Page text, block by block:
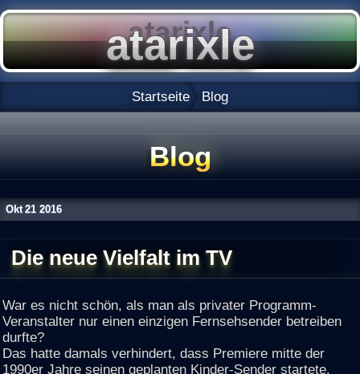
Startseite Blog
Blog
Okt 21 2016
Die neue Vielfalt im TV
War es nicht schön, als man als privater Programm-
Veranstalter nur einen einzigen Fernsehsender betreiben
durfte?
Das hatte damals verhindert, dass Premiere mitte der
1990er Jahre seinen geplanten Kinder-Sender startete.